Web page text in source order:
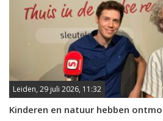
Leiden, 29 juli 2026, 11:32
Kinderen en natuur hebben